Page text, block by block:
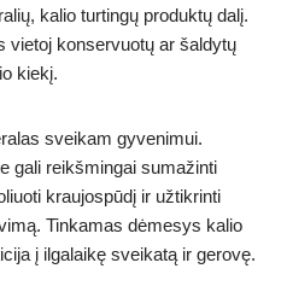
kalio turtingų produktų dalį.
vietoj konservuotų ar šaldytų
kiekį.
sveikam gyvenimui.
gali reikšmingai sumažinti
kraujospūdį ir užtikrinti
Tinkamas dėmesys kalio
į ilgalaikę sveikatą ir gerovę.